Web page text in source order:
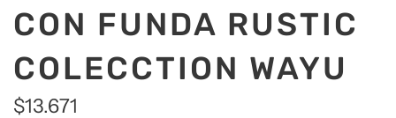
CON FUNDA RUSTIC
COLECCTION WAYU
$13.671